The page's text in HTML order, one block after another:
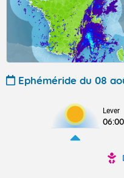
Ephéméride du 08
Lever
06:00